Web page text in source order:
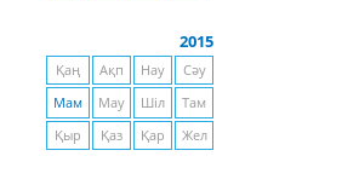
2015
Қаң Ақп Нау
Сәу
Мам
Мау Шіл
Там
Қыр
Қаз Қар Жел